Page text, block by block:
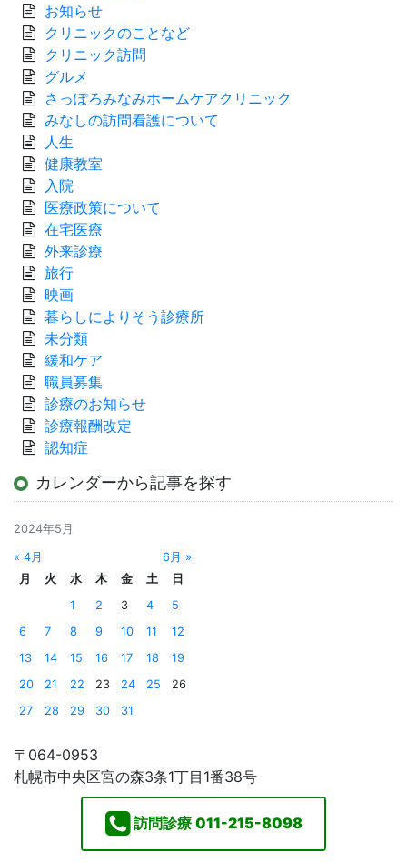
お知らせ
クリニックのことなど
クリニック訪問
グルメ
さっぽろみなみホームケアクリニック
みなしの訪問看護について
人生
健康教室
入院
医療政策について
在宅医療
外来診療
旅行
映画
暮らしによりそう診療所
未分類
緩和ケア
職員募集
診療のお知らせ
診療報酬改定
認知症
カレンダーから記事を探す
2024年5月
« 4月
6月 »
月
火 水 木 金 土
日
1
2 3 4
5
6
7 8 9 10 11
12
13
14 15 16 17 18
19
20
21 22 23 24 25
26
27
28 29 30 31
〒064-0953
札幌市中央区宮の森3条1丁目1番38号
訪問診療 011-215-8098